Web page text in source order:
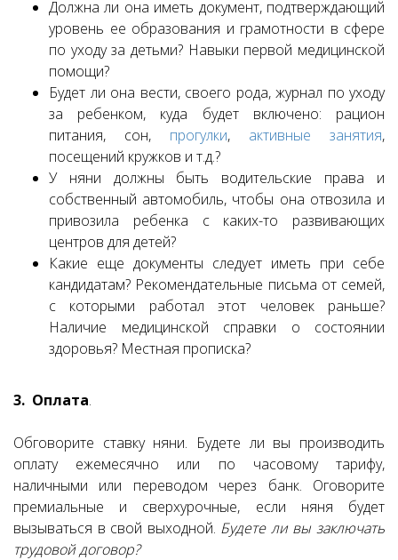
Должна ли она иметь документ, подтверждающий
уровень ее образования и грамотности в сфере
по уходу за детьми? Навыки первой медицинской
помощи?
Будет ли она вести, своего рода, журнал по уходу
за ребенком, куда будет включено: рацион
питания, сон, прогулки, активные занятия,
посещений кружков и т.д.?
У няни должны быть водительские права и
собственный автомобиль, чтобы она отвозила и
привозила ребенка с каких-то развивающих
центров для детей?
Какие еще документы следует иметь при себе
кандидатам? Рекомендательные письма от семей,
с которыми работал этот человек раньше?
Наличие медицинской справки о состоянии
здоровья? Местная прописка?
3. Оплата.
Обговорите ставку няни. Будете ли вы производить
оплату ежемесячно или по часовому тарифу,
наличными или переводом через банк. Оговорите
премиальные и сверхурочные, если няня будет
вызываться в свой выходной. Будете ли вы заключать
трудовой договор?